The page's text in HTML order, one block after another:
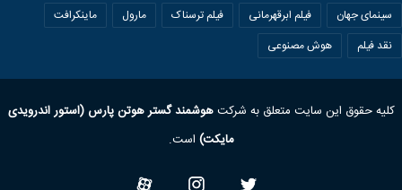
سینمای جهان
فیلم ابرقهرمانی فیلم ترسناک مارول
ماینکرافت
نقد فیلم
هوش مصنوعی
کلیه حقوق این سایت متعلق به شرکتهوشمند گستر هوتن پارس (استور اندرویدی
مایکت) است.
Twitter
Instagram